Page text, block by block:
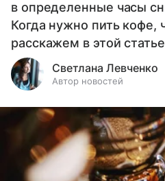
в определенные часы
Когда нужно пить кофе,
расскажем в этой
Светлана Левченко
Автор новостей